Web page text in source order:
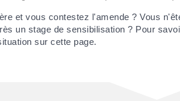
et vous contestez l'amende ? Vous
un stage de sensibilisation ? Pour
sur cette page.